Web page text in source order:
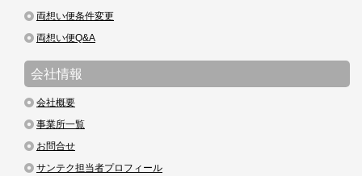
両想い便条件変更
両想い便Q&A
会社情報
会社概要
事業所一覧
お問合せ
サンテク担当者プロフィール